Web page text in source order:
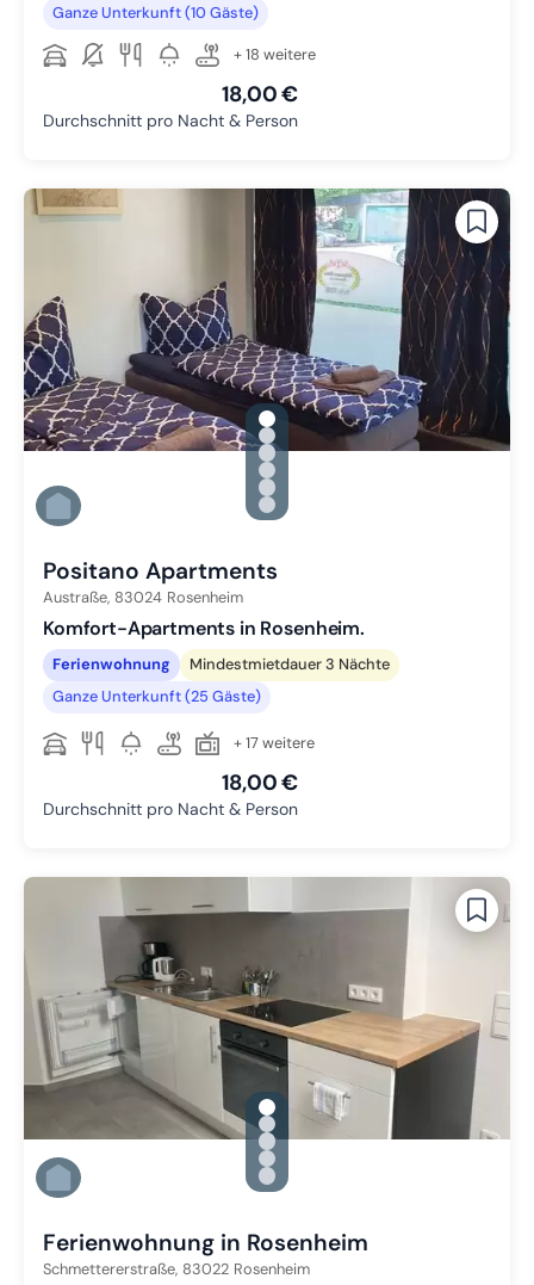
Ganze Unterkunft (10 Gäste)
+ 18 weitere
18,00 €
Durchschnitt pro Nacht & Person
gallery.slide_selector
Zu Slide 1 wechseln
Zu Slide 2 wechseln
Zu Slide 3 wechseln
Zu Slide 4 wechseln
Zu Slide 5 wechseln
Zu Slide 6 wechseln
Positano Apartments
Austraße, 83024 Rosenheim
Komfort-Apartments in Rosenheim.
Ferienwohnung
Mindestmietdauer 3 Nächte
Ganze Unterkunft (25 Gäste)
+ 17 weitere
18,00 €
Durchschnitt pro Nacht & Person
gallery.slide_selector
Zu Slide 1 wechseln
Zu Slide 2 wechseln
Zu Slide 3 wechseln
Zu Slide 4 wechseln
Zu Slide 5 wechseln
Ferienwohnung in Rosenheim
Schmettererstraße, 83022 Rosenheim